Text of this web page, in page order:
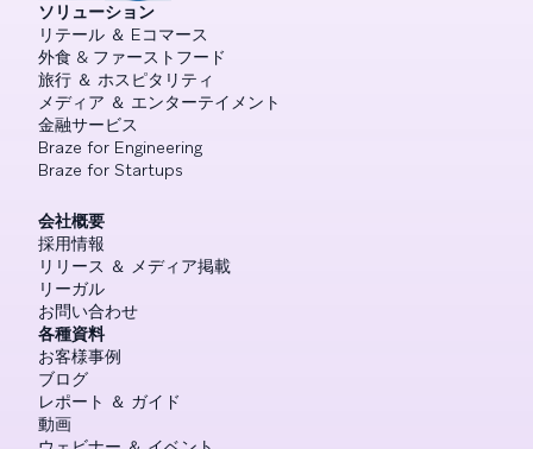
ソリューション
リテール ＆ Eコマース
外食 & ファーストフード
旅行 ＆ ホスピタリティ
メディア ＆ エンターテイメント
金融サービス
Braze for Engineering
Braze for Startups
会社概要
採用情報
リリース ＆ メディア掲載
リーガル
お問い合わせ
各種資料
お客様事例
ブログ
レポート ＆ ガイド
動画